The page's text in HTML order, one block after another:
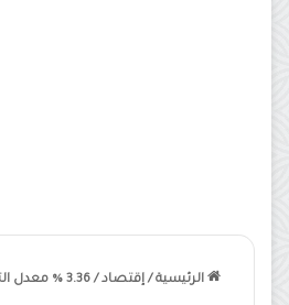
الرئيسية / إقتصاد / 3.36 % معدل التضخم في الأردن حتى نهاية أيار